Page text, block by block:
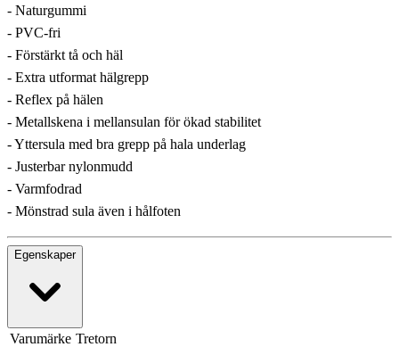
- Naturgummi
- PVC-fri
- Förstärkt tå och häl
- Extra utformat hälgrepp
- Reflex på hälen
- Metallskena i mellansulan för ökad stabilitet
- Yttersula med bra grepp på hala underlag
- Justerbar nylonmudd
- Varmfodrad
- Mönstrad sula även i hålfoten
Egenskaper
Varumärke Tretorn